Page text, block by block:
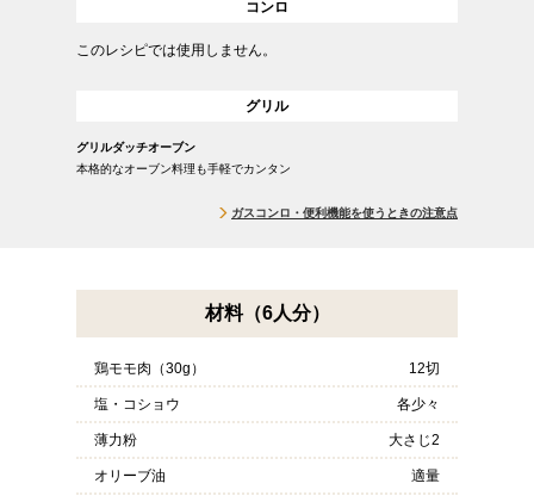
コンロ
このレシピでは使用しません。
グリル
グリルダッチオーブン
本格的なオーブン料理も手軽でカンタン
ガスコンロ・便利機能を使うときの注意点
材料（6人分）
鶏モモ肉（30g） 12切
塩・コショウ 各少々
薄力粉 大さじ2
オリーブ油 適量